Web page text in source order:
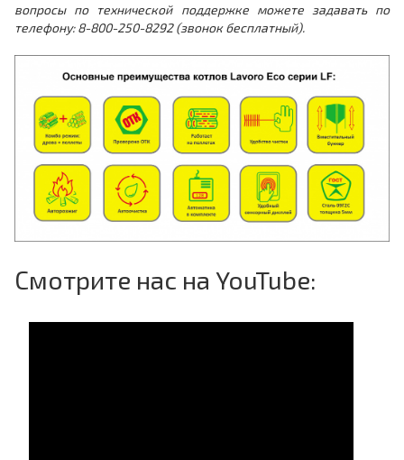
вопросы по технической поддержке можете задавать по
телефону: 8-800-250-8292 (звонок бесплатный).
Смотрите нас на YouTube: